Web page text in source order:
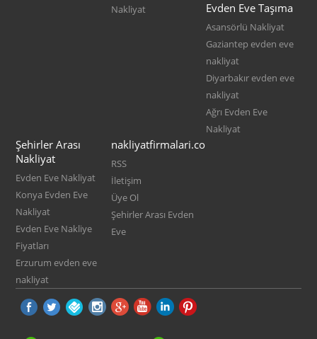
Nakliyat
Evden Eve Taşıma
Asansörlü Nakliyat
Gaziantep evden eve
nakliyat
Diyarbakır evden eve
nakliyat
Ağrı Evden Eve
Nakliyat
Şehirler Arası
Nakliyat
Evden Eve Nakliyat
Konya Evden Eve
Nakliyat
Evden Eve Nakliye
Fiyatları
Erzurum evden eve
nakliyat
nakliyatfirmalari.co
RSS
İletişim
Üye Ol
Şehirler Arası Evden
Eve